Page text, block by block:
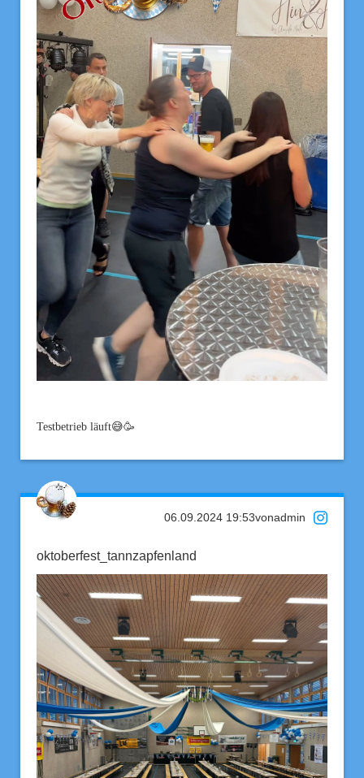
Testbetrieb läuft😅🥳
06.09.2024 19:53vonadmin
oktoberfest_tannzapfenland